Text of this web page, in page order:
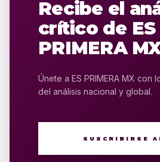
Recibe el
crítico de ES
PRIMERA
Únete a ES PRIMERA MX con
del análisis nacional y global.
SUSCRIBIRSE